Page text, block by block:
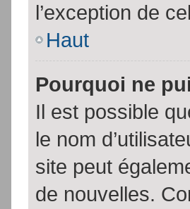
l’exception de
Haut
Pourquoi ne
Il est possible
le nom
site peut
de nouvelles.